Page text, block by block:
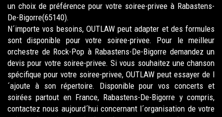
un choix de préférence pour votre soiree-privee à Rabastens-
De-Bigorre(65140).
N´importe vos besoins, OUTLAW peut adapter et des formules
sont disponible pour votre soiree-privee. Pour le meilleur
orchestre de Rock-Pop à Rabastens-De-Bigorre demandez un
devis pour votre soiree-privee. Si vous souhaitez une chanson
spécifique pour votre soiree-privee, OUTLAW peut essayer de l
´ajoute à son répertoire. Disponible pour vos concerts et
soirées partout en France, Rabastens-De-Bigorre y compris,
contactez nous aujourd´hui concernant l´organisation de votre